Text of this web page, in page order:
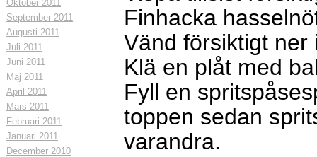
Oktober 2011
September 2011
Augusti 2011
Juli 2011
Juni 2011
Maj 2011
April 2011
Mars 2011
Februari 2011
Januari 2011
December 2010
Finhacka
Vänd försiktigt
Klä en plåt med
Fyll en
toppen sedan
varandra.